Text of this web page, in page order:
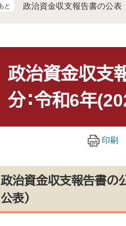
政治資金収支報告書の公表
政治資金収支
分：令和6年
印刷
政治資金収支報告書の
公表）